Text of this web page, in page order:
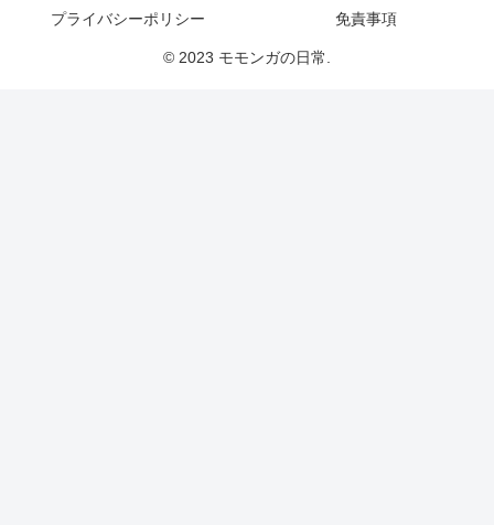
プライバシーポリシー
免責事項
© 2023 モモンガの日常.